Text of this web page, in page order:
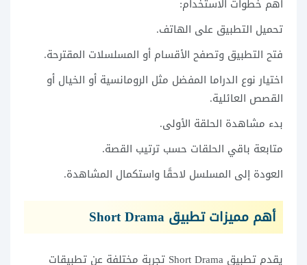
أهم خطوات الاستخدام:
تحميل التطبيق على الهاتف.
فتح التطبيق وتصفح الأقسام أو المسلسلات المقترحة.
اختيار نوع الدراما المفضل مثل الرومانسية أو الخيال أو
القصص العائلية.
بدء مشاهدة الحلقة الأولى.
متابعة باقي الحلقات حسب ترتيب القصة.
العودة إلى المسلسل لاحقًا واستكمال المشاهدة.
أهم مميزات تطبيق Short Drama
يقدم تطبيق Short Drama تجربة مختلفة عن تطبيقات